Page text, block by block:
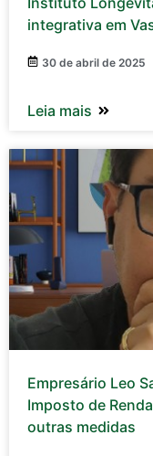
integrativa em
30 de abril de 2025
Leia mais
Empresário Leo
Imposto de
outras medidas